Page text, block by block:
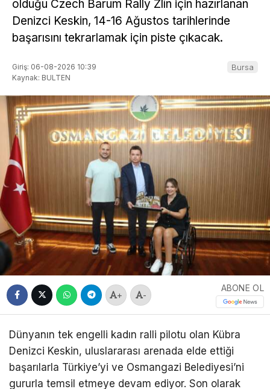
olduğu Czech Barum Rally Zlín için hazırlanan
Denizci Keskin, 14-16 Ağustos tarihlerinde
başarısını tekrarlamak için piste çıkacak.
Giriş: 06-08-2026 10:39
Kaynak: BULTEN
Bursa
+ -
ABONE OL
Dünyanın tek engelli kadın ralli pilotu olan Kübra
Denizci Keskin, uluslararası arenada elde ettiği
başarılarla Türkiye’yi ve Osmangazi Belediyesi’ni
gururla temsil etmeye devam ediyor. Son olarak